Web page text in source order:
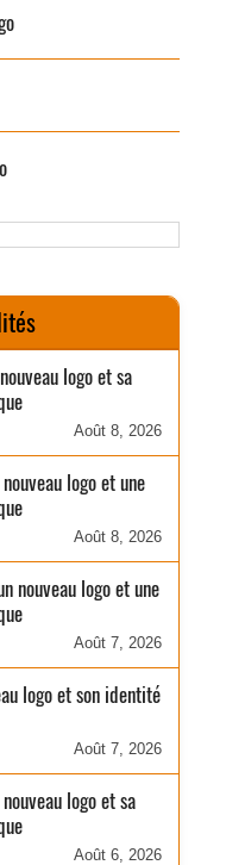
logo et sa
Août 8, 2026
logo et une
Août 8, 2026
nouveau logo et une
Août 7, 2026
logo et son identité
Août 7, 2026
logo et sa
Août 6, 2026